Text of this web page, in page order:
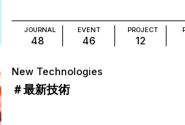
JOURNAL
48
EVENT
46
PROJECT
12
New Technologies
＃最新技術